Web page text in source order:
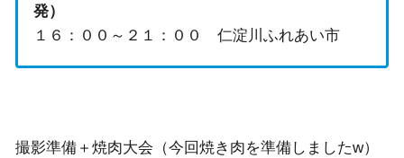
発）
１６：００～２１：００ 仁淀川ふれあい市
撮影準備＋焼肉大会（今回焼き肉を準備しましたw）